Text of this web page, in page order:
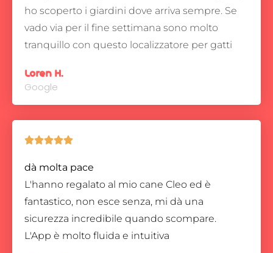
ho scoperto i giardini dove arriva sempre. Se
vado via per il fine settimana sono molto
tranquillo con questo localizzatore per gatti
Loren H.
Google

dà molta pace
L'hanno regalato al mio cane Cleo ed è
fantastico, non esce senza, mi dà una
sicurezza incredibile quando scompare.
L'App è molto fluida e intuitiva